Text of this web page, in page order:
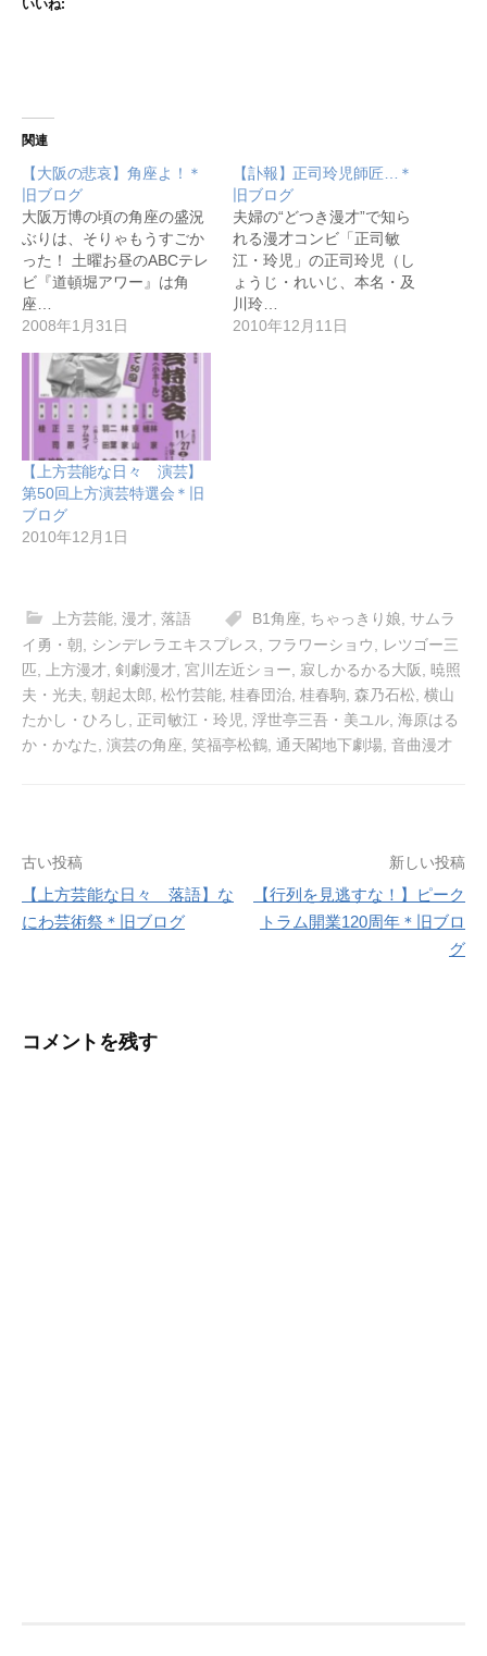
いいね:
関連
【大阪の悲哀】角座よ！＊
旧ブログ
大阪万博の頃の角座の盛況
ぶりは、そりゃもうすごか
った！ 土曜お昼のABCテレ
ビ『道頓堀アワー』は角
座…
2008年1月31日
【訃報】正司玲児師匠…＊
旧ブログ
夫婦の“どつき漫才”で知ら
れる漫才コンビ「正司敏
江・玲児」の正司玲児（し
ょうじ・れいじ、本名・及
川玲…
2010年12月11日
【上方芸能な日々 演芸】
第50回上方演芸特選会＊旧
ブログ
2010年12月1日
上方芸能 漫才 落語 B1角座 ちゃっきり娘 サムラ
イ勇・朝, シンデレラエキスプレス, フラワーショウ, レツゴー三
匹, 上方漫才, 剣劇漫才, 宮川左近ショー, 寂しかるかる大阪, 暁照
夫・光夫, 朝起太郎, 松竹芸能, 桂春団治, 桂春駒, 森乃石松, 横山
たかし・ひろし, 正司敏江・玲児, 浮世亭三吾・美ユル, 海原はる
か・かなた, 演芸の角座, 笑福亭松鶴, 通天閣地下劇場, 音曲漫才
投
稿
ゲ
古い投稿
【上方芸能な日々 落語】な
にわ芸術祭＊旧ブログ
新しい投稿
【行列を見逃すな！】ピーク
トラム開業120周年＊旧ブロ
グ
コメントを残す